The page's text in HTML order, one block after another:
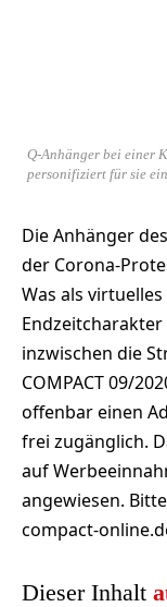
Q-Anhänger bei einer
personifiziert für sie
Die Anhänger
der Corona-
Was als
inzwischen die
COMPACT 09/
offenbar einen
frei zugänglich.
auf
angewiesen.
compact-
Dieser Inhalt